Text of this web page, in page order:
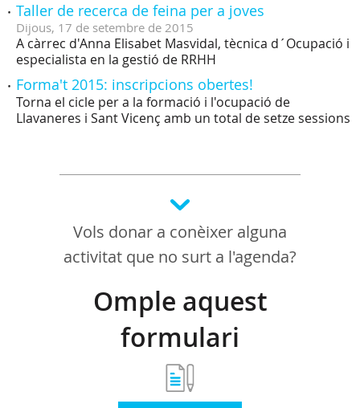
Taller de recerca de feina per a joves
Dijous, 17 de setembre de 2015
A càrrec d'Anna Elisabet Masvidal, tècnica d´Ocupació i
especialista en la gestió de RRHH
Forma't 2015: inscripcions obertes!
Torna el cicle per a la formació i l'ocupació de
Llavaneres i Sant Vicenç amb un total de setze sessions
Vols donar a conèixer alguna
activitat que no surt a l'agenda?
Omple aquest
formulari